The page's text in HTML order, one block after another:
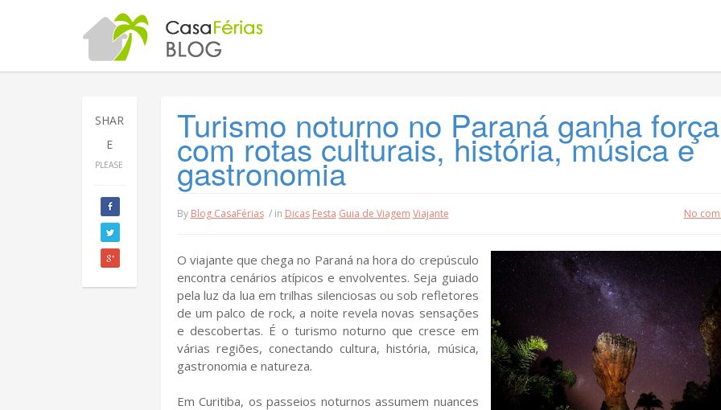
SHAR
E
PLEASE
Turismo noturno no Paraná ganha força
com rotas culturais, história, música e
gastronomia
By Blog CasaFérias / in Dicas Festa Guia de Viagem Viajante No
O viajante que chega no Paraná na hora do crepúsculo
encontra cenários atípicos e envolventes. Seja guiado
pela luz da lua em trilhas silenciosas ou sob refletores
de um palco de rock, a noite revela novas sensações
e descobertas. É o turismo noturno que cresce em
várias regiões, conectando cultura, história, música,
gastronomia e natureza.
Em Curitiba, os passeios noturnos assumem nuances